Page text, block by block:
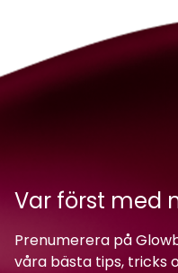
Var först med
Prenumerera på
våra bästa tips, tricks